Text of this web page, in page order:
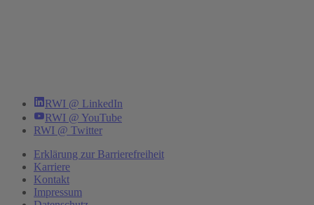
RWI @ LinkedIn
RWI @ YouTube
RWI @ Twitter
Erklärung zur Barrierefreiheit
Karriere
Kontakt
Impressum